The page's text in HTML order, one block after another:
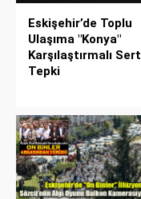
Eskişehir’de Toplu
Ulaşıma "Konya"
Karşılaştırmalı Sert
Tepki